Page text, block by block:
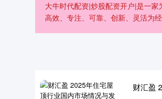
大牛时代配资|炒股配资开户|是一
高效、专注、可靠、创新、灵活为
财汇盈